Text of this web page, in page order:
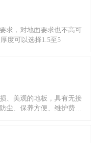
求，对地面要求也不高可
度可以选择1.5至5
、美观的地板，具有无接
尘、保养方便、维护费用